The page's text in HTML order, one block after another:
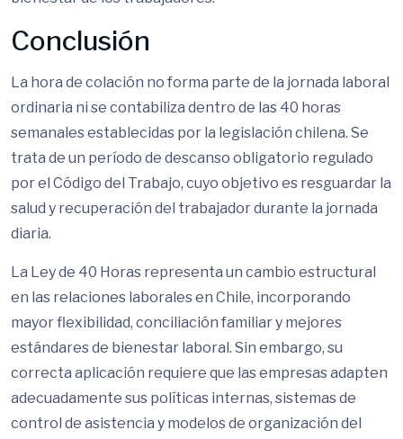
Conclusión
La hora de colación no forma parte de la jornada laboral
ordinaria ni se contabiliza dentro de las 40 horas
semanales establecidas por la legislación chilena. Se
trata de un período de descanso obligatorio regulado
por el Código del Trabajo, cuyo objetivo es resguardar la
salud y recuperación del trabajador durante la jornada
diaria.
La Ley de 40 Horas representa un cambio estructural
en las relaciones laborales en Chile, incorporando
mayor flexibilidad, conciliación familiar y mejores
estándares de bienestar laboral. Sin embargo, su
correcta aplicación requiere que las empresas adapten
adecuadamente sus políticas internas, sistemas de
control de asistencia y modelos de organización del